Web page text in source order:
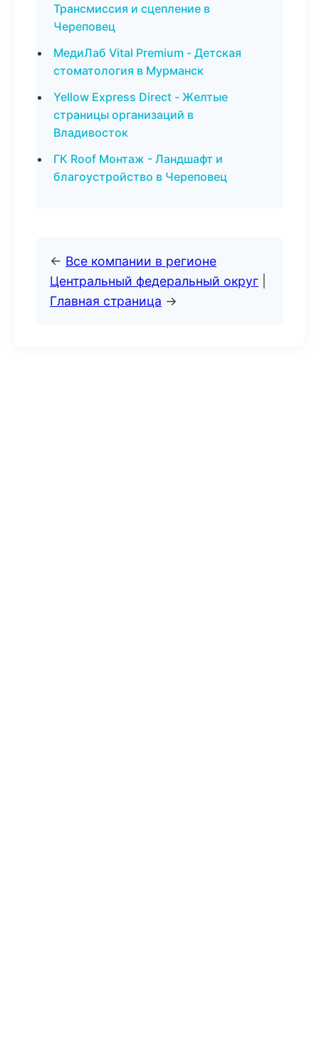
Трансмиссия и сцепление в
Череповец
МедиЛаб Vital Premium - Детская
стоматология в Мурманск
Yellow Express Direct - Желтые
страницы организаций в
Владивосток
ГК Roof Монтаж - Ландшафт и
благоустройство в Череповец
← Все компании в регионе
Центральный федеральный округ
Главная страница →